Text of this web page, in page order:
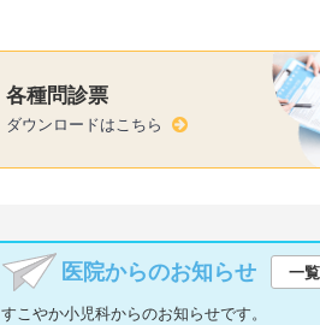
各種問診票
ダウンロードはこちら
医院からのお知らせ 一覧
すこやか小児科からのお知らせです。